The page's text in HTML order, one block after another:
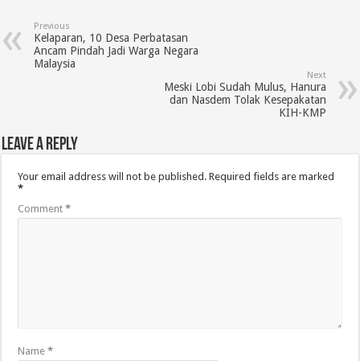
Previous
Kelaparan, 10 Desa Perbatasan
Ancam Pindah Jadi Warga Negara
Malaysia
Next
Meski Lobi Sudah Mulus, Hanura
dan Nasdem Tolak Kesepakatan
KIH-KMP
Leave a Reply
Your email address will not be published. Required fields are marked
*
Comment*
Name*